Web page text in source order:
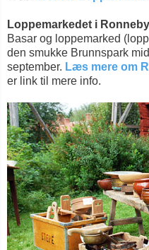
Loppemarkedet i
Basar og loppemarked
den smukke Brunnspark
september. Læs mere om
er link til mere info.